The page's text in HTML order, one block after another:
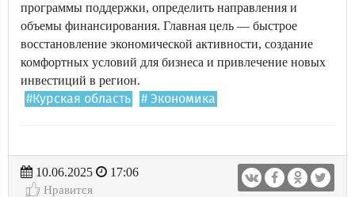
программы поддержки, определить направления и
объемы финансирования. Главная цель — быстрое
восстановление экономической активности, создание
комфортных условий для бизнеса и привлечение новых
инвестиций в регион.
#Курская область # Экономика
10.06.2025
17:06
Нравится